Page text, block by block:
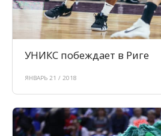
УНИКС побеждает в Риге
ЯНВАРЬ 21 / 2018